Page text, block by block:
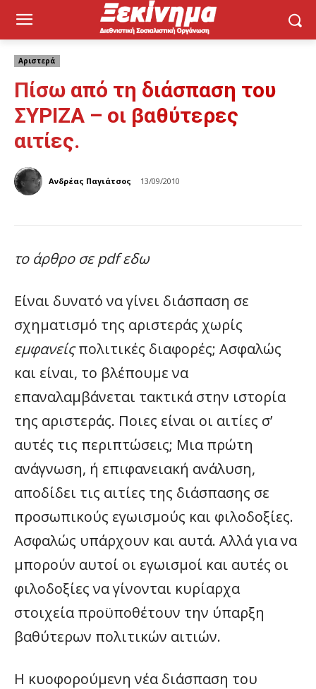
Αριστερά
Πίσω από τη διάσπαση του
ΣΥΡΙΖΑ – οι βαθύτερες
αιτίες.
Ανδρέας Παγιάτσος 13/09/2010
το άρθρο σε pdf εδω
Είναι δυνατό να γίνει διάσπαση σε
σχηματισμό της αριστεράς χωρίς
εμφανείς πολιτικές διαφορές; Ασφαλώς
και είναι, το βλέπουμε να
επαναλαμβάνεται τακτικά στην ιστορία
της αριστεράς. Ποιες είναι οι αιτίες σ’
αυτές τις περιπτώσεις; Μια πρώτη
ανάγνωση, ή επιφανειακή ανάλυση,
αποδίδει τις αιτίες της διάσπασης σε
προσωπικούς εγωισμούς και φιλοδοξίες.
Ασφαλώς υπάρχουν και αυτά. Αλλά για να
μπορούν αυτοί οι εγωισμοί και αυτές οι
φιλοδοξίες να γίνονται κυρίαρχα
στοιχεία προϋποθέτουν την ύπαρξη
βαθύτερων πολιτικών αιτιών.
Η κυοφορούμενη νέα διάσπαση του